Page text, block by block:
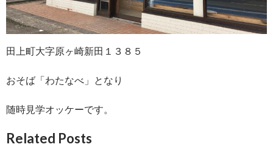
田上町大字原ヶ崎新田１３８５
おそば「わたなべ」となり
随時見学オッケーです。
Related Posts